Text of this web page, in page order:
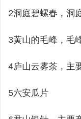
2洞庭碧螺春，洞
3黄山的毛峰，毛
4庐山云雾茶，主
5六安瓜片